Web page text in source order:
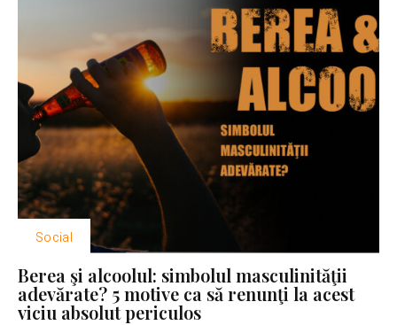
Social
Berea şi alcoolul: simbolul masculinităţii
adevărate? 5 motive ca să renunţi la acest
viciu absolut periculos